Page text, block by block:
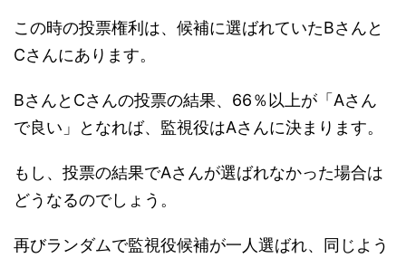
この時の投票権利は、候補に選ばれていたBさんと
Cさんにあります。
BさんとCさんの投票の結果、66％以上が「Aさん
で良い」となれば、監視役はAさんに決まります。
もし、投票の結果でAさんが選ばれなかった場合は
どうなるのでしょう。
再びランダムで監視役候補が一人選ばれ、同じよう